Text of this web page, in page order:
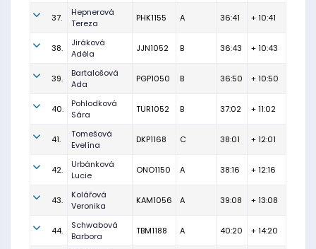
37.
Hepnerová
Tereza
PHK1155 A 36:41 + 10:41
38.
Jiráková
Adéla
JJN1052 B 36:43 + 10:43
39.
Bartalošová
Ada
PGP1050 B 36:50 + 10:50
40.
Pohlodková
Sára
TUR1052 B 37:02 + 11:02
41.
Tomešová
Evelína
DKP1168 C 38:01 + 12:01
42.
Urbánková
Lucie
ONO1150 A 38:16 + 12:16
43.
Kolářová
Veronika
KAM1056 A 39:08 + 13:08
44.
Schwabová
Barbora
TBM1188 A 40:20 + 14:20